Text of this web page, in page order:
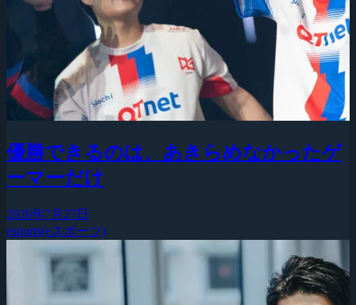
優勝できるのは、あきらめなかったゲ
ーマーだけ
2026年7月27日
esports(eスポーツ)